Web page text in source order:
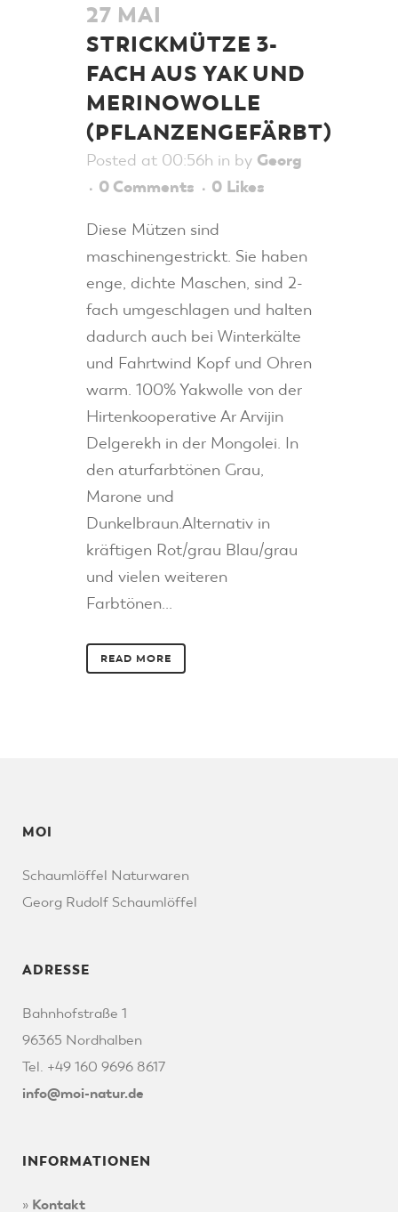
27 MAI
STRICKMÜTZE 3-
FACH AUS YAK UND
MERINOWOLLE
(PFLANZENGEFÄRBT)
Posted at 00:56h in by Georg
0 Comments
0 Likes
Diese Mützen sind
maschinengestrickt. Sie haben
enge, dichte Maschen, sind 2-
fach umgeschlagen und halten
dadurch auch bei Winterkälte
und Fahrtwind Kopf und Ohren
warm. 100% Yakwolle von der
Hirtenkooperative Ar Arvijin
Delgerekh in der Mongolei. In
den aturfarbtönen Grau,
Marone und
Dunkelbraun.Alternativ in
kräftigen Rot/grau Blau/grau
und vielen weiteren
Farbtönen...
READ MORE
MOI
Schaumlöffel Naturwaren
Georg Rudolf Schaumlöffel
ADRESSE
Bahnhofstraße 1
96365 Nordhalben
Tel. +49 160 9696 8617
info@moi-natur.de
INFORMATIONEN
» Kontakt